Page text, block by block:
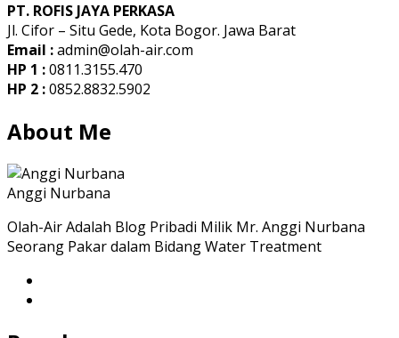
PT. ROFIS JAYA PERKASA
Jl. Cifor – Situ Gede, Kota Bogor. Jawa Barat
Email :admin@olah-air.com
HP 1 :0811.3155.470
HP 2 :0852.8832.5902
About Me
Anggi Nurbana
Olah-Air Adalah Blog Pribadi Milik Mr. Anggi Nurbana
Seorang Pakar dalam Bidang Water Treatment